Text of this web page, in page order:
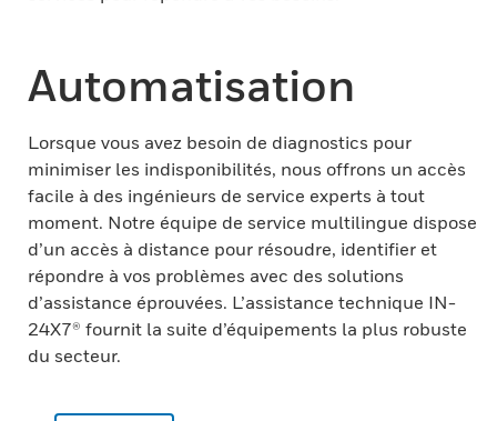
Automatisation
Lorsque vous avez besoin de diagnostics pour
minimiser les indisponibilités, nous offrons un accès
facile à des ingénieurs de service experts à tout
moment. Notre équipe de service multilingue dispose
d’un accès à distance pour résoudre, identifier et
répondre à vos problèmes avec des solutions
d’assistance éprouvées. L’assistance technique IN-
24X7® fournit la suite d’équipements la plus robuste
du secteur.